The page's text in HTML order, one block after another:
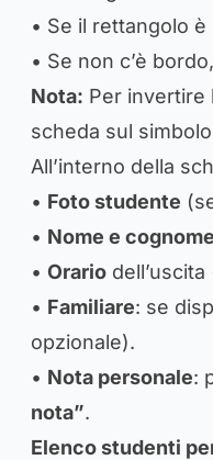
• Se il rettangolo
• Se non c’è
Nota: Per invertire
scheda sul simbolo
All’interno della
• Foto studente
• Nome e
• Orario
• Familiare: se
opzionale).
• Nota personale:
nota”.
Elenco studenti